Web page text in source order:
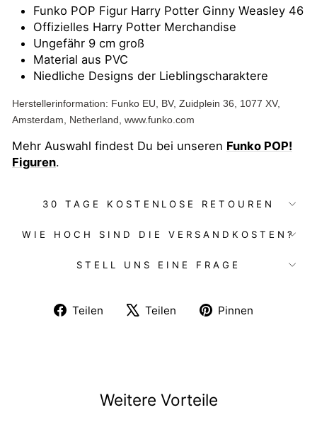
Funko POP Figur Harry Potter Ginny Weasley 46
Offizielles Harry Potter Merchandise
Ungefähr 9 cm groß
Material aus PVC
Niedliche Designs der Lieblingscharaktere
Herstellerinformation: Funko EU, BV, Zuidplein 36, 1077 XV,
Amsterdam, Netherland, www.funko.com
Mehr Auswahl findest Du bei unseren Funko POP!
Figuren.
30 TAGE KOSTENLOSE RETOUREN
WIE HOCH SIND DIE VERSANDKOSTEN?
STELL UNS EINE FRAGE
Teilen
Auf
Teilen
Auf
Pinnen
Weitere Vorteile